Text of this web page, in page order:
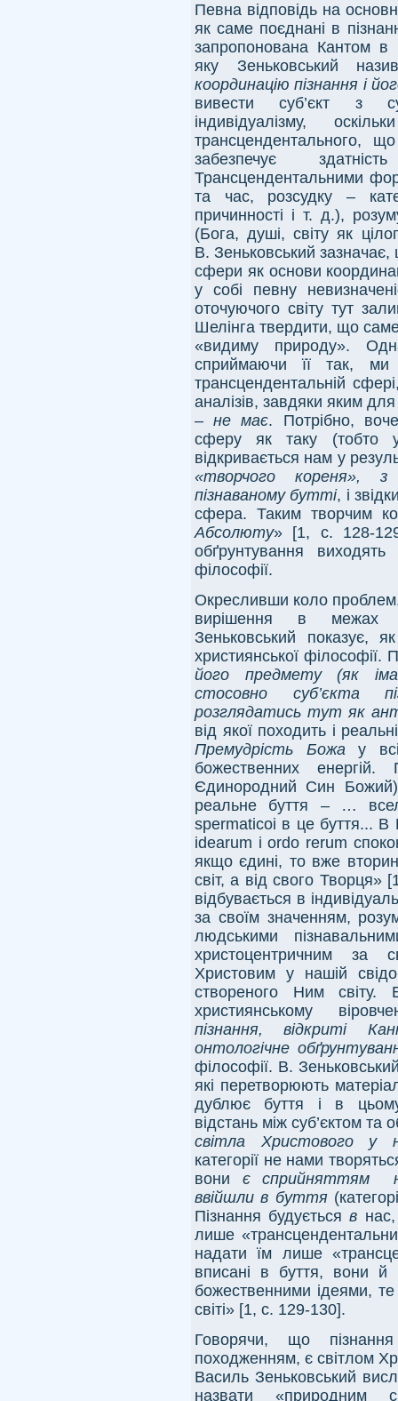
Певна відповідь на
як саме поєднані в
запропонована Кантом
яку Зеньковський
координацію пізнання і
вивести суб’єкт з
індивідуалізму,
трансцендентального,
забезпечує
Трансцендентальними
та час, розсудку –
причинності і т. д.),
(Бога, душі, світу як
В. Зеньковський
сфери як основи
у собі певну
оточуючого світу тут
Шелінга твердити, що
«видиму природу».
сприймаючи її так, ми
трансцендентальній
аналізів, завдяки яким
–не має. Потрібно,
сферу як таку (тобто
відкривається нам у
«творчого кореня»,
пізнаваному бутті, і
сфера. Таким творчим
Абсолюту» [1, с. 128-
обґрунтування
філософії.
Окресливши коло
вирішення в межах
Зеньковський показує,
християнської
його предмету (як
стосовно суб’єкта
розглядатись тут як
від якої походить і
Премудрість Божау
божественних
Єдинородний Син Божий)
реальне буття – …
spermaticoi в це буття... В
idearum i ordo rerum
якщо єдині, то вже
світ, а від свого Творця»
відбувається в
за своїм значенням,
людськими
христоцентричним за
Христовим у нашій
створеного Ним світу.
християнському
пізнання, відкриті
онтологічне
філософії. В.
які перетворюють
дублює буття і в цьому
відстань між суб’єктом та
світла Христового у
категорії не нами
вони є сприйняттям
ввійшли в буття
Пізнання будуєтьсяв
лише
надати їм лише
вписані в буття, вони
божественними ідеями,
світі» [1, с. 129-130].
Говорячи, що
походженням, є світлом
Василь Зеньковський
назвати «природним